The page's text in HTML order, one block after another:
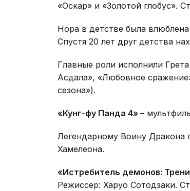
«Оскар» и «Золотой глобус».
Нора в детстве была
Спустя 20 лет друг детства
Главные роли исполнили
Асдала», «Любовное
сезона»).
«Кунг-фу Панда 4» –
Легендарному Воину Дракона
Хамелеона.
«Истребитель демонов:
Режиссер: Харуо Сотодзаки.